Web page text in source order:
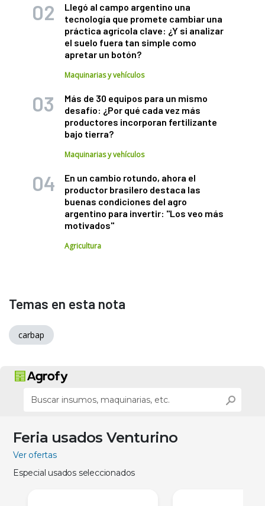
Llegó al campo argentino una
tecnología que promete cambiar una
práctica agrícola clave: ¿Y si analizar
el suelo fuera tan simple como
apretar un botón?
Maquinarias y vehículos
Más de 30 equipos para un mismo
desafío: ¿Por qué cada vez más
productores incorporan fertilizante
bajo tierra?
Maquinarias y vehículos
En un cambio rotundo, ahora el
productor brasilero destaca las
buenas condiciones del agro
argentino para invertir: "Los veo más
motivados"
Agricultura
Temas en esta nota
carbap
Feria usados Venturino
Ver ofertas
Especial usados seleccionados